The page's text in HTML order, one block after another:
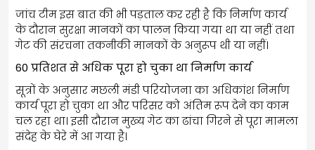
जांच टीम इस बात की भी पड़ताल कर रही है कि निर्माण कार्य
के दौरान सुरक्षा मानकों का पालन किया गया था या नहीं तथा
गेट की संरचना तकनीकी मानकों के अनुरूप थी या नहीं।
60 प्रतिशत से अधिक पूरा हो चुका था निर्माण कार्य
सूत्रों के अनुसार मछली मंडी परियोजना का अधिकांश निर्माण
कार्य पूरा हो चुका था और परिसर को अंतिम रूप देने का काम
चल रहा था। इसी दौरान मुख्य गेट का ढांचा गिरने से पूरा मामला
संदेह के घेरे में आ गया है।